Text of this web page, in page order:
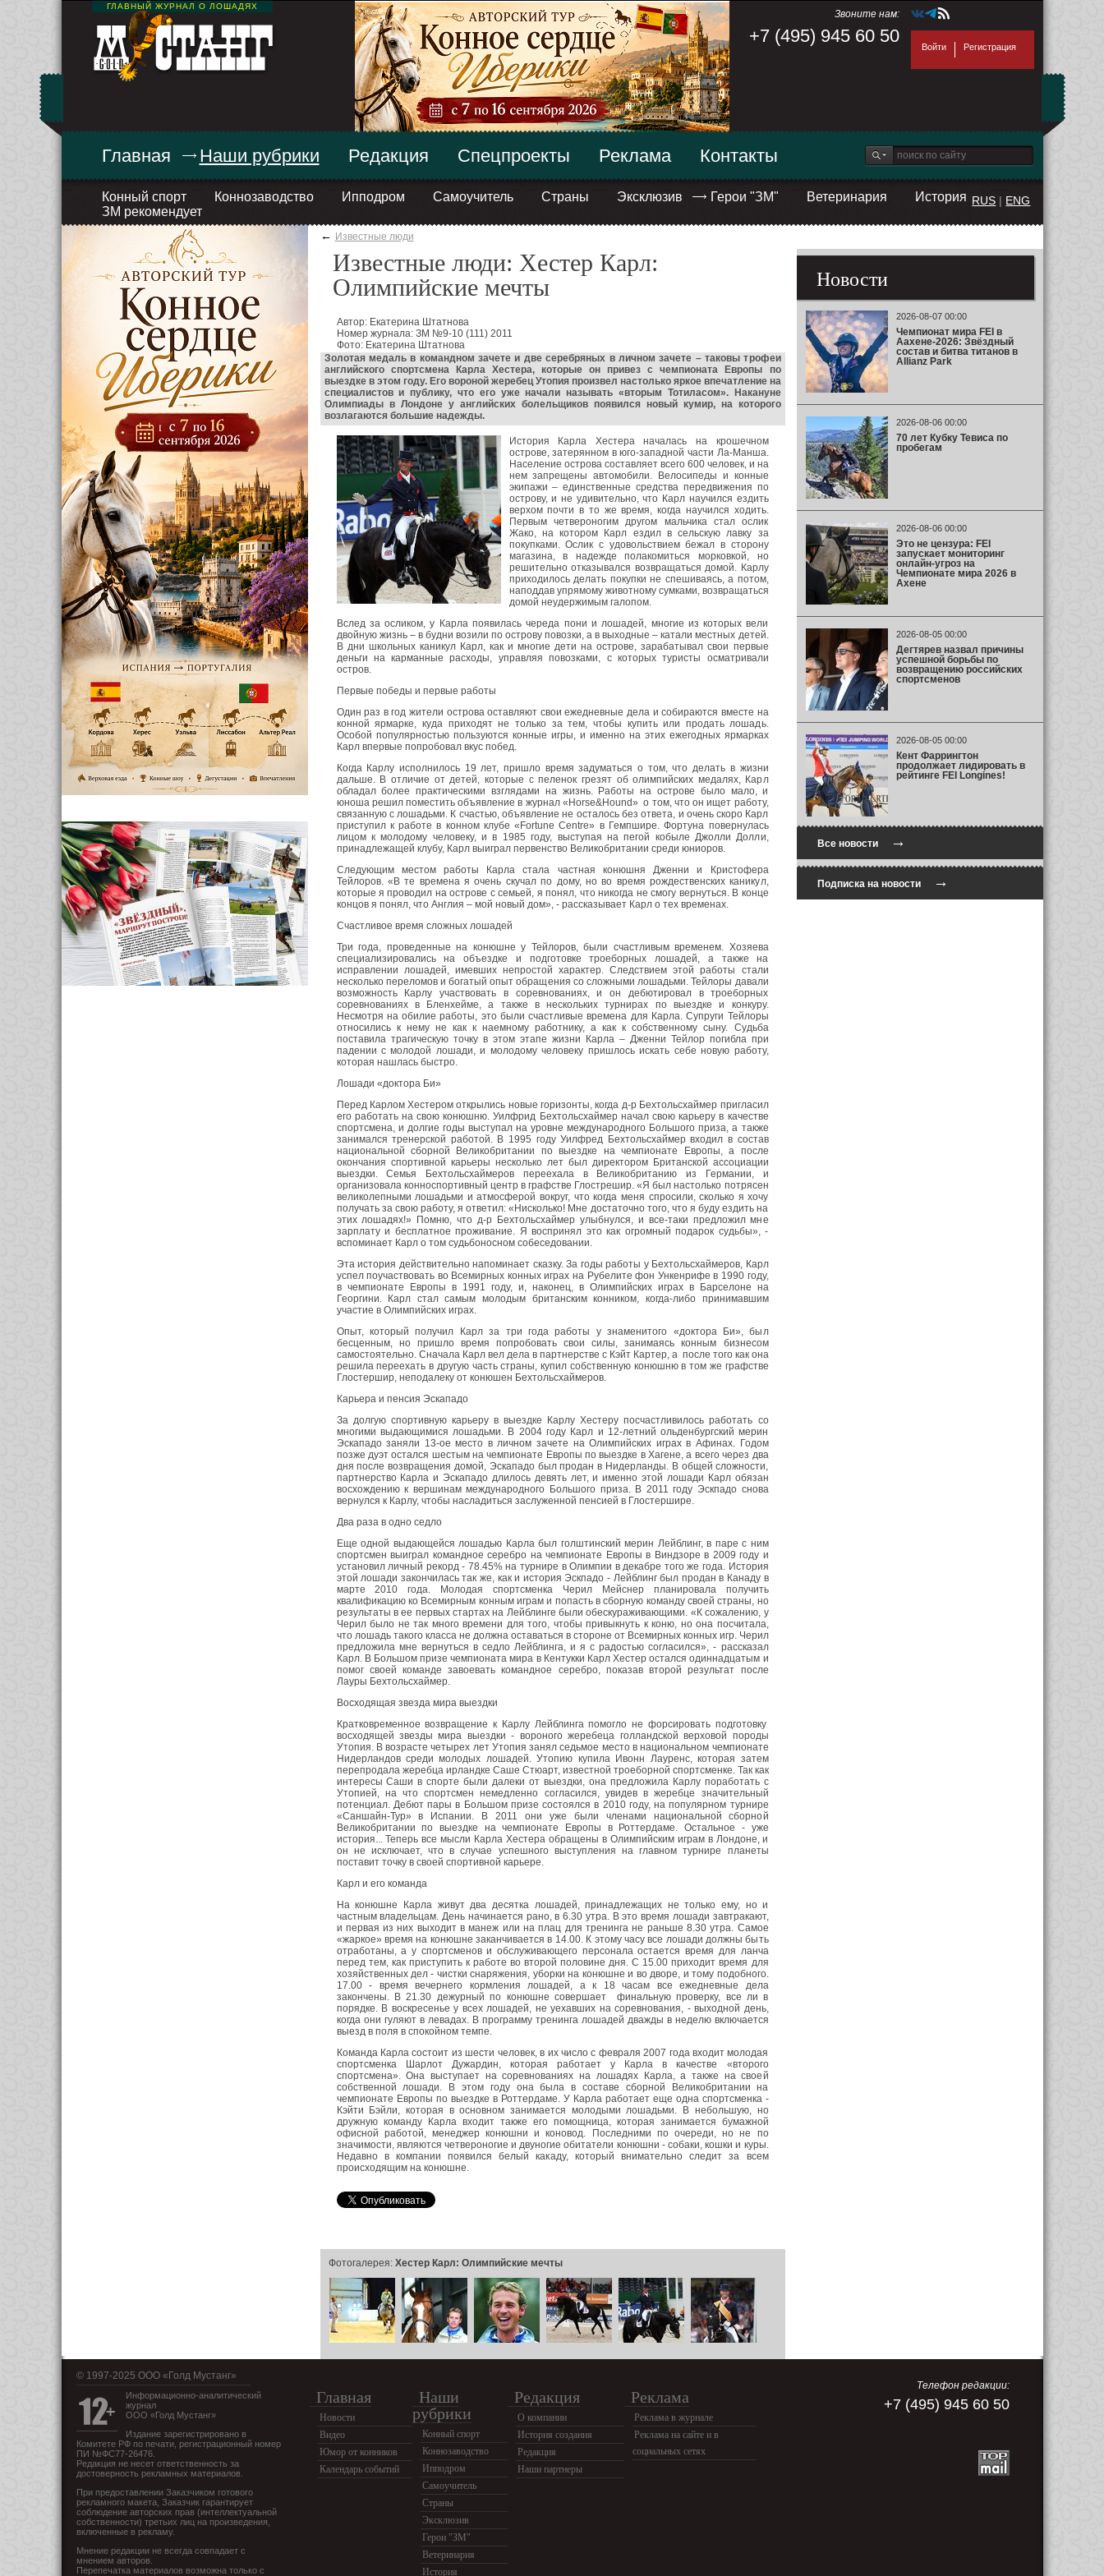
ГЛАВНЫЙ ЖУРНАЛ О ЛОШАДЯХ
Звоните нам:
+7 (495) 945 60 50
Войти Регистрация
Главная Наши рубрики
Конный спорт Коннозаводство Ипподром Самоучитель Страны Эксклюзив Герои "ЗМ" Ветеринария
История
ЗМ рекомендует
Редакция Спецпроекты Реклама Контакты
RUS | ENG
← Известные люди
Известные люди: Хестер Карл:
Олимпийские мечты
Автор: Екатерина Штатнова
Номер журнала: ЗМ №9-10 (111) 2011
Фото: Екатерина Штатнова
Золотая медаль в командном зачете и две серебряных в личном зачете – таковы трофеи
английского спортсмена Карла Хестера, которые он привез с чемпионата Европы по
выездке в этом году. Его вороной жеребец Утопия произвел настолько яркое впечатление на
специалистов и публику, что его уже начали называть «вторым Тотиласом». Накануне
Олимпиады в Лондоне у английских болельщиков появился новый кумир, на которого
возлагаются большие надежды.
История Карла Хестера началась на крошечном
острове, затерянном в юго-западной части Ла-Манша.
Население острова составляет всего 600 человек, и на
нем запрещены автомобили. Велосипеды и конные
экипажи – единственные средства передвижения по
острову, и не удивительно, что Карл научился ездить
верхом почти в то же время, когда научился ходить.
Первым четвероногим другом мальчика стал ослик
Жако, на котором Карл ездил в сельскую лавку за
покупками. Ослик с удовольствием бежал в сторону
магазина, в надежде полакомиться морковкой, но
решительно отказывался возвращаться домой. Карлу
приходилось делать покупки не спешиваясь, а потом,
наподдав упрямому животному сумками, возвращаться
домой неудержимым галопом.
Вслед за осликом, у Карла появилась череда пони и лошадей, многие из которых вели
двойную жизнь – в будни возили по острову повозки, а в выходные – катали местных детей.
В дни школьных каникул Карл, как и многие дети на острове, зарабатывал свои первые
деньги на карманные расходы, управляя повозками, с которых туристы осматривали
остров.
Первые победы и первые работы
Один раз в год жители острова оставляют свои ежедневные дела и собираются вместе на
конной ярмарке, куда приходят не только за тем, чтобы купить или продать лошадь.
Особой популярностью пользуются конные игры, и именно на этих ежегодных ярмарках
Карл впервые попробовал вкус побед.
Когда Карлу исполнилось 19 лет, пришло время задуматься о том, что делать в жизни
дальше. В отличие от детей, которые с пеленок грезят об олимпийских медалях, Карл
обладал более практическими взглядами на жизнь. Работы на острове было мало, и
юноша решил поместить объявление в журнал «Horse&Hound» о том, что он ищет работу,
связанную с лошадьми. К счастью, объявление не осталось без ответа, и очень скоро Карл
приступил к работе в конном клубе «Fortune Centre» в Гемпшире. Фортуна повернулась
лицом к молодому человеку, и в 1985 году, выступая на пегой кобыле Джолли Долли,
принадлежащей клубу, Карл выиграл первенство Великобритании среди юниоров.
Следующим местом работы Карла стала частная конюшня Дженни и Кристофера
Тейлоров. «В те времена я очень скучал по дому, но во время рождественских каникул,
которые я проводил на острове с семьей, я понял, что никогда не смогу вернуться. В конце
концов я понял, что Англия – мой новый дом», - рассказывает Карл о тех временах.
Счастливое время сложных лошадей
Три года, проведенные на конюшне у Тейлоров, были счастливым временем. Хозяева
специализировались на объездке и подготовке троеборных лошадей, а также на
исправлении лошадей, имевших непростой характер. Следствием этой работы стали
несколько переломов и богатый опыт обращения со сложными лошадьми. Тейлоры давали
возможность Карлу участвовать в соревнованиях, и он дебютировал в троеборных
соревнованиях в Бленхейме, а также в нескольких турнирах по выездке и конкуру.
Несмотря на обилие работы, это были счастливые времена для Карла. Супруги Тейлоры
относились к нему не как к наемному работнику, а как к собственному сыну. Судьба
поставила трагическую точку в этом этапе жизни Карла – Дженни Тейлор погибла при
падении с молодой лошади, и молодому человеку пришлось искать себе новую работу,
которая нашлась быстро.
Лошади «доктора Би»
Перед Карлом Хестером открылись новые горизонты, когда д-р Бехтольсхаймер пригласил
его работать на свою конюшню. Уилфрид Бехтольсхаймер начал свою карьеру в качестве
спортсмена, и долгие годы выступал на уровне международного Большого приза, а также
занимался тренерской работой. В 1995 году Уилфред Бехтольсхаймер входил в состав
национальной сборной Великобритании по выездке на чемпионате Европы, а после
окончания спортивной карьеры несколько лет был директором Британской ассоциации
выездки. Семья Бехтольсхаймеров переехала в Великобританию из Германии, и
организовала конноспортивный центр в графстве Глострешир. «Я был настолько потрясен
великолепными лошадьми и атмосферой вокруг, что когда меня спросили, сколько я хочу
получать за свою работу, я ответил: «Нисколько! Мне достаточно того, что я буду ездить на
этих лошадях!» Помню, что д-р Бехтольсхаймер улыбнулся, и все-таки предложил мне
зарплату и бесплатное проживание. Я воспринял это как огромный подарок судьбы», -
вспоминает Карл о том судьбоносном собеседовании.
Эта история действительно напоминает сказку. За годы работы у Бехтольсхаймеров, Карл
успел поучаствовать во Всемирных конных играх на Рубелите фон Ункенрифе в 1990 году,
в чемпионате Европы в 1991 году, и, наконец, в Олимпийских играх в Барселоне на
Георгини. Карл стал самым молодым британским конником, когда-либо принимавшим
участие в Олимпийских играх.
Опыт, который получил Карл за три года работы у знаменитого «доктора Би», был
бесценным, но пришло время попробовать свои силы, занимаясь конным бизнесом
самостоятельно. Сначала Карл вел дела в партнерстве с Кэйт Картер, а после того как она
решила переехать в другую часть страны, купил собственную конюшню в том же графстве
Глостершир, неподалеку от конюшен Бехтольсхаймеров.
Карьера и пенсия Эскападо
За долгую спортивную карьеру в выездке Карлу Хестеру посчастливилось работать со
многими выдающимися лошадьми. В 2004 году Карл и 12-летний ольденбургский мерин
Эскападо заняли 13-ое место в личном зачете на Олимпийских играх в Афинах. Годом
позже дуэт остался шестым на чемпионате Европы по выездке в Хагене, а всего через два
дня после возвращения домой, Эскападо был продан в Нидерланды. В общей сложности,
партнерство Карла и Эскападо длилось девять лет, и именно этой лошади Карл обязан
восхождению к вершинам международного Большого приза. В 2011 году Эскпадо снова
вернулся к Карлу, чтобы насладиться заслуженной пенсией в Глостершире.
Два раза в одно седло
Еще одной выдающейся лошадью Карла был голштинский мерин Лейблинг, в паре с ним
спортсмен выиграл командное серебро на чемпионате Европы в Виндзоре в 2009 году и
установил личный рекорд - 78.45% на турнире в Олимпии в декабре того же года. История
этой лошади закончилась так же, как и история Эскпадо - Лейблинг был продан в Канаду в
марте 2010 года. Молодая спортсменка Черил Мейснер планировала получить
квалификацию ко Всемирным конным играм и попасть в сборную команду своей страны, но
результаты в ее первых стартах на Лейблинге были обескураживающими. «К сожалению, у
Черил было не так много времени для того, чтобы привыкнуть к коню, но она посчитала,
что лошадь такого класса не должна оставаться в стороне от Всемирных конных игр. Черил
предложила мне вернуться в седло Лейблинга, и я с радостью согласился», - рассказал
Карл. В Большом призе чемпионата мира в Кентукки Карл Хестер остался одиннадцатым и
помог своей команде завоевать командное серебро, показав второй результат после
Лауры Бехтольсхаймер.
Восходящая звезда мира выездки
Кратковременное возвращение к Карлу Лейблинга помогло не форсировать подготовку
восходящей звезды мира выездки - вороного жеребеца голландской верховой породы
Утопия. В возрасте четырех лет Утопия занял седьмое место в национальном чемпионате
Нидерландов среди молодых лошадей. Утопию купила Ивонн Лауренс, которая затем
перепродала жеребца ирландке Саше Стюарт, известной троеборной спортсменке. Так как
интересы Саши в спорте были далеки от выездки, она предложила Карлу поработать с
Утопией, на что спортсмен немедленно согласился, увидев в жеребце значительный
потенциал. Дебют пары в Большом призе состоялся в 2010 году, на популярном турнире
«Саншайн-Тур» в Испании. В 2011 они уже были членами национальной сборной
Великобритании по выездке на чемпионате Европы в Роттердаме. Остальное - уже
история... Теперь все мысли Карла Хестера обращены в Олимпийским играм в Лондоне, и
он не исключает, что в случае успешного выступления на главном турнире планеты
поставит точку в своей спортивной карьере.
Карл и его команда
На конюшне Карла живут два десятка лошадей, принадлежащих не только ему, но и
частным владельцам. День начинается рано, в 6.30 утра. В это время лошади завтракают,
и первая из них выходит в манеж или на плац для тренинга не раньше 8.30 утра. Самое
«жаркое» время на конюшне заканчивается в 14.00. К этому часу все лошади должны быть
отработаны, а у спортсменов и обслуживающего персонала остается время для ланча
перед тем, как приступить к работе во второй половине дня. С 15.00 приходит время для
хозяйственных дел - чистки снаряжения, уборки на конюшне и во дворе, и тому подобного.
17.00 - время вечернего кормления лошадей, а к 18 часам все ежедневные дела
закончены. В 21.30 дежурный по конюшне совершает финальную проверку, все ли в
порядке. В воскресенье у всех лошадей, не уехавших на соревнования, - выходной день,
когда они гуляют в левадах. В программу тренинга лошадей дважды в неделю включается
выезд в поля в спокойном темпе.
Команда Карла состоит из шести человек, в их число с февраля 2007 года входит молодая
спортсменка Шарлот Дужардин, которая работает у Карла в качестве «второго
спортсмена». Она выступает на соревнованиях на лошадях Карла, а также на своей
собственной лошади. В этом году она была в составе сборной Великобритании на
чемпионате Европы по выездке в Роттердаме. У Карла работает еще одна спортсменка -
Кэйти Бэйли, которая в основном занимается молодыми лошадьми. В небольшую, но
дружную команду Карла входит также его помощница, которая занимается бумажной
офисной работой, менеджер конюшни и коновод. Последними по очереди, но не по
значимости, являются четвероногие и двуногие обитатели конюшни - собаки, кошки и куры.
Недавно в компании появился белый какаду, который внимательно следит за всем
происходящим на конюшне.
Фотогалерея: Хестер Карл: Олимпийские мечты
Новости
2026-08-07 00:00
Чемпионат мира FEI в
Аахене-2026: Звёздный
состав и битва титанов в
Allianz Park
2026-08-06 00:00
70 лет Кубку Тевиса по
пробегам
2026-08-06 00:00
Это не цензура: FEI
запускает мониторинг
онлайн-угроз на
Чемпионате мира 2026 в
Ахене
2026-08-05 00:00
Дегтярев назвал причины
успешной борьбы по
возвращению российских
спортсменов
2026-08-05 00:00
Кент Фаррингтон
продолжает лидировать в
рейтинге FEI Longines!
Все новости→
Подписка на новости→
© 1997-2025 OOO «Голд Мустанг»
Информационно-аналитический
журнал
ООО «Голд Мустанг»
Издание зарегистрировано в
Комитете РФ по печати, регистрационный номер
ПИ №ФС77-26476.
Редакция не несет ответственность за
достоверность рекламных материалов.
При предоставлении Заказчиком готового
рекламного макета, Заказчик гарантирует
соблюдение авторских прав (интеллектуальной
собственности) третьих лиц на произведения,
включенные в рекламу.
Мнение редакции не всегда совпадает с
мнением авторов.
Перепечатка материалов возможна только с
Главная
Новости
Видео
Юмор от конников
Календарь событий
Наши
рубрики
Конный спорт
Коннозаводство
Ипподром
Самоучитель
Страны
Эксклюзив
Герои "ЗМ"
Ветеринария
История
Редакция
О компании
История создания
Редакция
Наши партнеры
Реклама
Реклама в журнале
Реклама на сайте и в
социальных сетях
Телефон редакции:
+7 (495) 945 60 50